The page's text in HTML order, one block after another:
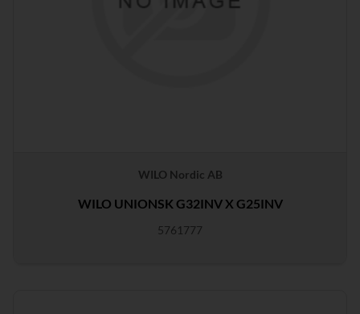
WILO Nordic AB
WILO UNIONSK G32INV X G25INV
5761777